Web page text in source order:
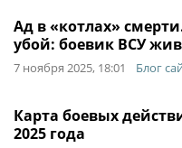
Ад в «котлах»
убой: боевик ВСУ
7 ноября 2025, 18:01 Блог
Карта боевых
2025 года